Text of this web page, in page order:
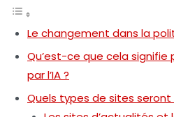
Le changement dans la
Qu’est-ce que cela signifie
par l’IA ?
Quels types de sites